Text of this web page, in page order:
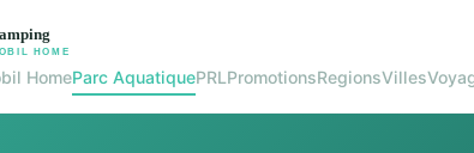
HomeParc AquatiquePRLPromotionsRegionsVilles